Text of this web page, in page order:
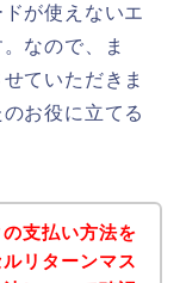
が使えないエ
なので、ま
ていただきま
お役に立てる
支払い方法を
リターンマス